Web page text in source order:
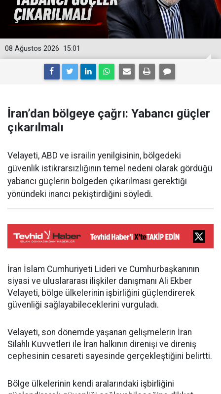
15:01
08 Ağustos 2026
İran’dan bölgeye çağrı: Yabancı güçler
çıkarılmalı
Velayeti, ABD ve israilin yenilgisinin, bölgedeki
güvenlik istikrarsızlığının temel nedeni olarak gördüğü
yabancı güçlerin bölgeden çıkarılması gerektiği
yönündeki inancı pekiştirdiğini söyledi.
İran İslam Cumhuriyeti Lideri ve Cumhurbaşkanının
siyasi ve uluslararası ilişkiler danışmanı Ali Ekber
Velayeti, bölge ülkelerinin işbirliğini güçlendirerek
güvenliği sağlayabileceklerini vurguladı.
Velayeti, son dönemde yaşanan gelişmelerin İran
Silahlı Kuvvetleri ile İran halkının direnişi ve direniş
cephesinin cesareti sayesinde gerçekleştiğini belirtti.
Bölge ülkelerinin kendi aralarındaki işbirliğini